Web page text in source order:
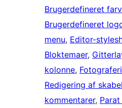
Brugerdefineret
Brugerdefineret
menu, Editor-
Bloktemaer,
kolonne,
Redigering af
kommentarer,